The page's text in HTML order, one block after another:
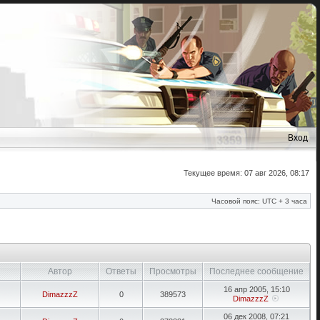
Вход
Текущее время: 07 авг 2026, 08:17
Часовой пояс: UTC + 3 часа
Автор Ответы Просмотры Последнее сообщение
DimazzzZ 0 389573
16 апр 2005, 15:10
DimazzzZ
06 дек 2008, 07:21